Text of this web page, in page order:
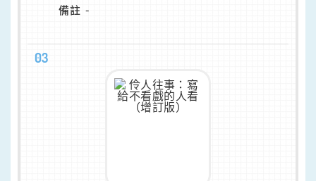
備註 -
03